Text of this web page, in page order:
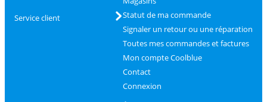
Service client
Statut de ma commande
Signaler un retour ou une réparation
Toutes mes commandes et factures
Mon compte Coolblue
Contact
Connexion